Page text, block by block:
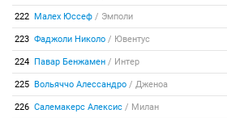
222 Малех Юссеф / Эмполи
223 Фаджоли Николо / Ювентус
224 Павар Бенжамен / Интер
225 Вольяччо Алессандро / Дженоа
226 Салемакерс Алексис / Милан